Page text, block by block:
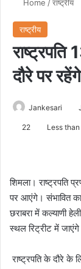
Home /राष्ट्रीय
राष्ट्रीय
दौरे पर रहेंगे
Jankesari
22 Less
शिमला। राष्ट्रपति
पर आएंगे। संभावित
छराबरा में कल्याणी
स्थल रिट्रीट में जाएंगे
राष्ट्रपति के दौरे के